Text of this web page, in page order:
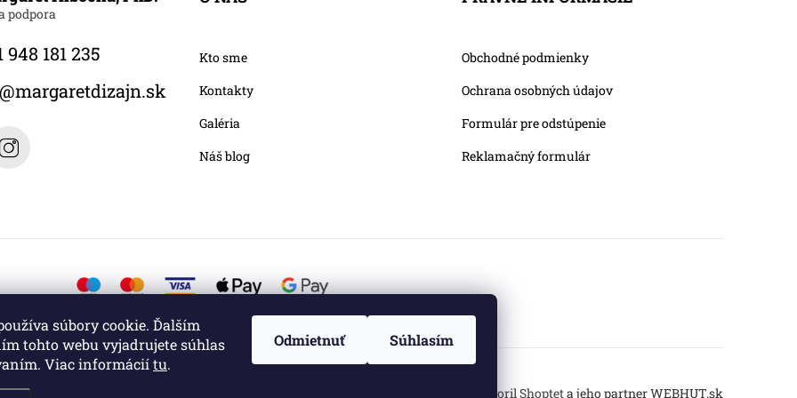
súbory cookie. Ďalším
tohto webu vyjadrujete súhlas
Viac informáciítu.
Odmietnuť Súhlasím
948 181 235
margaretdizajn.sk
Kto sme
Kontakty
Galéria
Náš blog
Obchodné podmienky
Ochrana osobných údajov
Formulár pre odstúpenie
Reklamačný formulár
Vytvoril Shopteta jeho partnerWEBHUT.sk